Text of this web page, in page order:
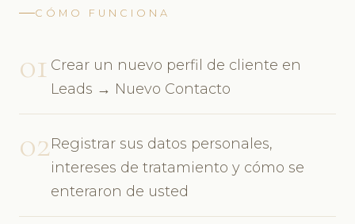
CÓMO FUNCIONA
01 Crear un nuevo perfil de cliente en
Leads → Nuevo Contacto
02Registrar sus datos personales,
intereses de tratamiento y cómo se
enteraron de usted